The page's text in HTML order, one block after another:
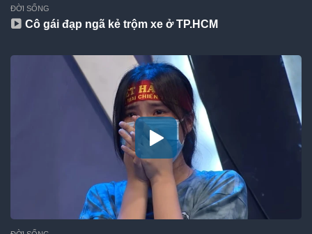
ĐỜI SỐNG
Cô gái đạp ngã kẻ trộm xe ở TP.HCM